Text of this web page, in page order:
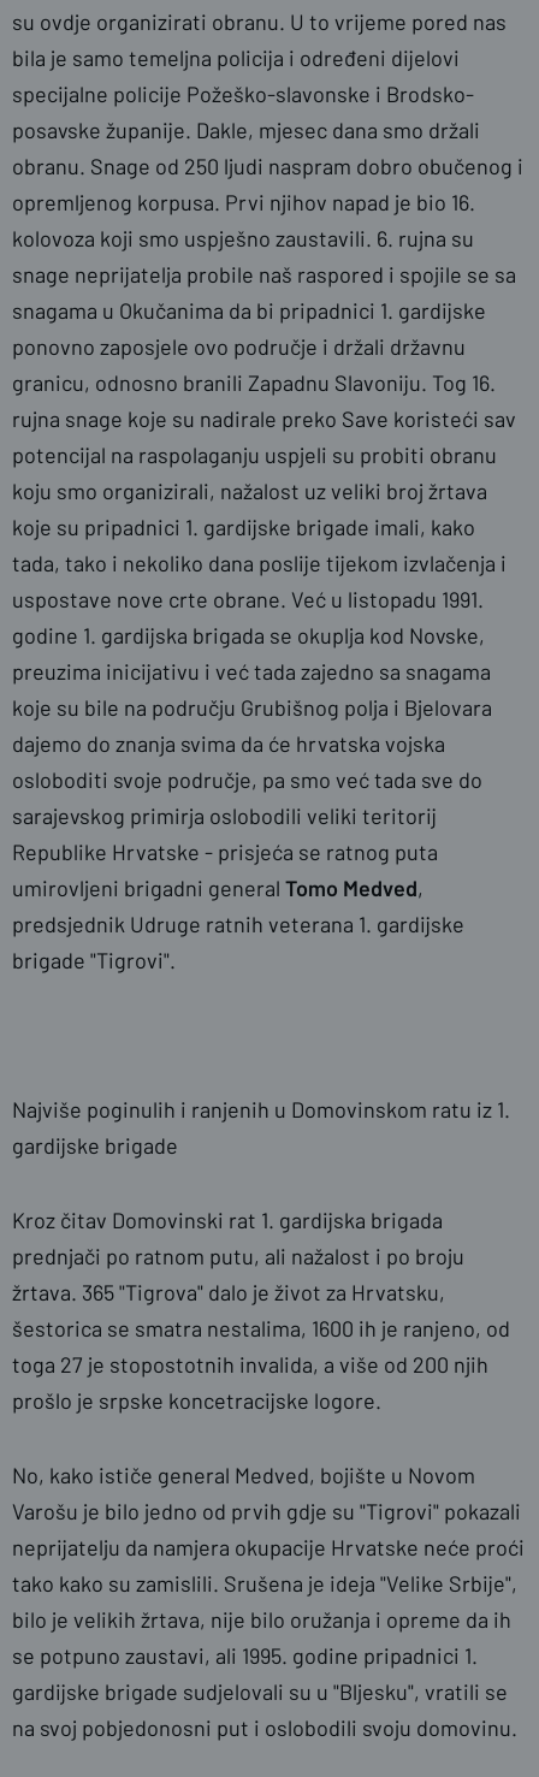
su ovdje organizirati obranu. U to vrijeme pored nas
bila je samo temeljna policija i određeni dijelovi
specijalne policije Požeško-slavonske i Brodsko-
posavske županije. Dakle, mjesec dana smo držali
obranu. Snage od 250 ljudi naspram dobro obučenog i
opremljenog korpusa. Prvi njihov napad je bio 16.
kolovoza koji smo uspješno zaustavili. 6. rujna su
snage neprijatelja probile naš raspored i spojile se sa
snagama u Okučanima da bi pripadnici 1. gardijske
ponovno zaposjele ovo područje i držali državnu
granicu, odnosno branili Zapadnu Slavoniju. Tog 16.
rujna snage koje su nadirale preko Save koristeći sav
potencijal na raspolaganju uspjeli su probiti obranu
koju smo organizirali, nažalost uz veliki broj žrtava
koje su pripadnici 1. gardijske brigade imali, kako
tada, tako i nekoliko dana poslije tijekom izvlačenja i
uspostave nove crte obrane. Već u listopadu 1991.
godine 1. gardijska brigada se okuplja kod Novske,
preuzima inicijativu i već tada zajedno sa snagama
koje su bile na području Grubišnog polja i Bjelovara
dajemo do znanja svima da će hrvatska vojska
osloboditi svoje područje, pa smo već tada sve do
sarajevskog primirja oslobodili veliki teritorij
Republike Hrvatske - prisjeća se ratnog puta
umirovljeni brigadni general Tomo Medved,
predsjednik Udruge ratnih veterana 1. gardijske
brigade "Tigrovi".
Najviše poginulih i ranjenih u Domovinskom ratu iz 1.
gardijske brigade
Kroz čitav Domovinski rat 1. gardijska brigada
prednjači po ratnom putu, ali nažalost i po broju
žrtava. 365 "Tigrova" dalo je život za Hrvatsku,
šestorica se smatra nestalima, 1600 ih je ranjeno, od
toga 27 je stopostotnih invalida, a više od 200 njih
prošlo je srpske koncetracijske logore.
No, kako ističe general Medved, bojište u Novom
Varošu je bilo jedno od prvih gdje su "Tigrovi" pokazali
neprijatelju da namjera okupacije Hrvatske neće proći
tako kako su zamislili. Srušena je ideja "Velike Srbije",
bilo je velikih žrtava, nije bilo oružanja i opreme da ih
se potpuno zaustavi, ali 1995. godine pripadnici 1.
gardijske brigade sudjelovali su u "Bljesku", vratili se
na svoj pobjedonosni put i oslobodili svoju domovinu.